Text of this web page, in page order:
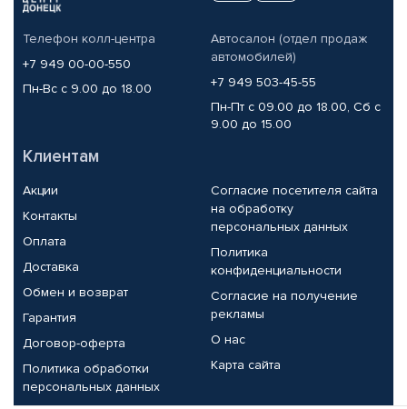
Телефон колл-центра
+7 949 00-00-550
Пн-Вс с 9.00 до 18.00
Автосалон (отдел продаж
автомобилей)
+7 949 503-45-55
Пн-Пт с 09.00 до 18.00, Сб с
9.00 до 15.00
Клиентам
Акции
Контакты
Оплата
Доставка
Обмен и возврат
Гарантия
Договор-оферта
Политика обработки
персональных данных
Согласие посетителя сайта
на обработку
персональных данных
Политика
конфиденциальности
Согласие на получение
рекламы
О нас
Карта сайта